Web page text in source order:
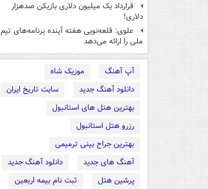
قرارداد یک میلیون دلاری بازیکن صدهزار
دلاری!
علوی: قلعه‌نویی هفته آینده برنامه‌های تیم
ملی را ارائه می‌دهد
آپ آهنگ
موزیک شاه
دانلود آهنگ جدید
سایت تاریخ ایران
بهترین هتل های استانبول
رزرو هتل استانبول
بهترین جراح بینی ترمیمی
آهنگ های جدید
دانلود آهنگ جدید
پرشین هتل
ثبت نام بیمه اربعین